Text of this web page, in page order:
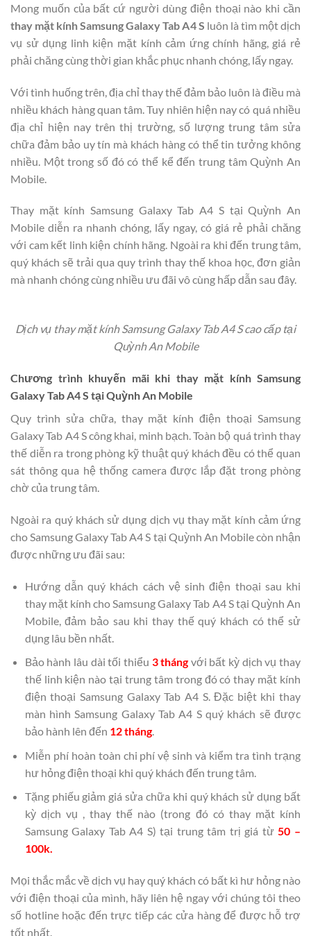
Mong muốn của bất cứ người dùng điện thoại nào khi cần
thay mặt kính Samsung Galaxy Tab A4 S luôn là tìm một dịch
vụ sử dụng linh kiện mặt kính cảm ứng chính hãng, giá rẻ
phải chăng cùng thời gian khắc phục nhanh chóng, lấy ngay.
Với tình huống trên, địa chỉ thay thế đảm bảo luôn là điều mà
nhiều khách hàng quan tâm. Tuy nhiên hiện nay có quá nhiều
địa chỉ hiện nay trên thị trường, số lượng trung tâm sửa
chữa đảm bảo uy tín mà khách hàng có thể tin tưởng không
nhiều. Một trong số đó có thể kể đến trung tâm Quỳnh An
Mobile.
Thay mặt kính Samsung Galaxy Tab A4 S tại Quỳnh An
Mobile diễn ra nhanh chóng, lấy ngay, có giá rẻ phải chăng
với cam kết linh kiện chính hãng. Ngoài ra khi đến trung tâm,
quý khách sẽ trải qua quy trình thay thế khoa học, đơn giản
mà nhanh chóng cùng nhiều ưu đãi vô cùng hấp dẫn sau đây.
Dịch vụ thay mặt kính Samsung Galaxy Tab A4 S cao cấp tại
Quỳnh An Mobile
Chương trình khuyến mãi khi thay mặt kính Samsung
Galaxy Tab A4 S tại Quỳnh An Mobile
Quy trình sửa chữa, thay mặt kính điện thoại Samsung
Galaxy Tab A4 S công khai, minh bạch. Toàn bộ quá trình thay
thế diễn ra trong phòng kỹ thuật quý khách đều có thể quan
sát thông qua hệ thống camera được lắp đặt trong phòng
chờ của trung tâm.
Ngoài ra quý khách sử dụng dịch vụ thay mặt kính cảm ứng
cho Samsung Galaxy Tab A4 S tại Quỳnh An Mobile còn nhận
được những ưu đãi sau:
Hướng dẫn quý khách cách vệ sinh điện thoại sau khi
thay mặt kính cho Samsung Galaxy Tab A4 S tại Quỳnh An
Mobile, đảm bảo sau khi thay thế quý khách có thể sử
dụng lâu bền nhất.
Bảo hành lâu dài tối thiểu 3 thángvới bất kỳ dịch vụ thay
thế linh kiện nào tại trung tâm trong đó có thay mặt kính
điện thoại Samsung Galaxy Tab A4 S. Đặc biệt khi thay
màn hình Samsung Galaxy Tab A4 S quý khách sẽ được
bảo hành lên đến 12 tháng.
Miễn phí hoàn toàn chi phí vệ sinh và kiểm tra tình trạng
hư hỏng điện thoại khi quý khách đến trung tâm.
Tặng phiếu giảm giá sửa chữa khi quý khách sử dụng bất
kỳ dịch vụ , thay thế nào (trong đó có thay mặt kính
Samsung Galaxy Tab A4 S) tại trung tâm trị giá từ50 –
100k.
Mọi thắc mắc về dịch vụ hay quý khách có bất kì hư hỏng nào
với điện thoại của mình, hãy liên hệ ngay với chúng tôi theo
số hotline hoặc đến trực tiếp các cửa hàng để được hỗ trợ
tốt nhất.